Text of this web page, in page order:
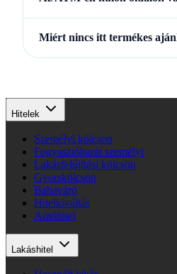
Miért nincs itt termékes
Hitelek
Személyi kölcsön
Fogyasztóbarát személyi
Lakásfelújítási kölcsön
Gyorskölcsön
Babaváró
Hitelkiváltás
Autóhitel
Lakáshitel